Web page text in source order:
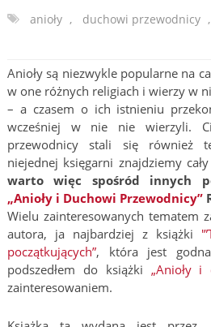
anioły , duchowi przewodnicy ,
Anioły są niezwykle popularne na
w one różnych religiach i wierzy w
– a czasem o ich istnieniu
wcześniej w nie nie wierzyli.
przewodnicy stali się również
niejednej księgarni znajdziemy
warto więc spośród innych
„Anioły i Duchowi Przewodnicy”
Wielu zainteresowanych tematem
autora, ja najbardziej z książki
początkujących”, która jest
podszedłem do książki „Anioły i
zainteresowaniem.